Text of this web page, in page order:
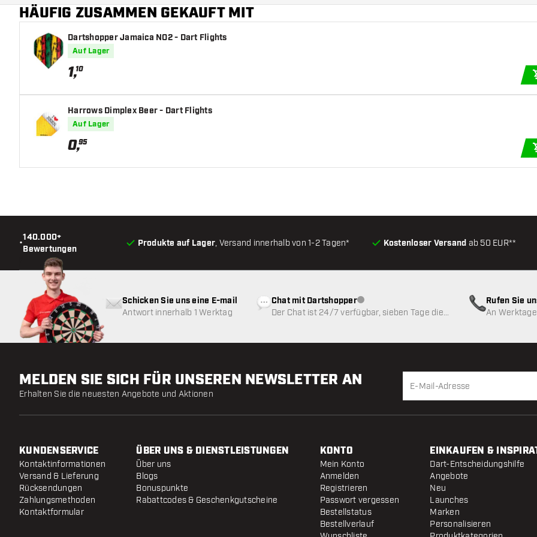
HÄUFIG ZUSAMMEN GEKAUFT MIT
Dartshopper Jamaica NO2 - Dart Flights
Auf Lager
1,10
Harrows Dimplex Beer - Dart Flights
Auf Lager
0,95
•
140.000+
Bewertungen
Produkte auf Lager, Versand innerhalb von 1-2 Tagen* Kostenloser Versand ab 50 EUR**
Schicken Sie uns eine E-mail
Antwort innerhalb 1 Werktag
Chat mit DartshopperKundenservice nicht verfügbar
Der Chat ist 24/7 verfügbar, sieben Tage die
Rufen Sie
An
MELDEN SIE SICH FÜR UNSEREN NEWSLETTER AN
Erhalten Sie die neuesten Angebote und Aktionen
KUNDENSERVICE
Kontaktinformationen
Versand & Lieferung
Rücksendungen
Zahlungsmethoden
Kontaktformular
ÜBER UNS & DIENSTLEISTUNGEN
Über uns
Blogs
Bonuspunkte
Rabattcodes & Geschenkgutscheine
KONTO
Mein Konto
Anmelden
Registrieren
Passwort vergessen
Bestellstatus
Bestellverlauf
EINKAUFEN &
Dart-Entscheidungshilfe
Angebote
Neu
Launches
Marken
Personalisieren